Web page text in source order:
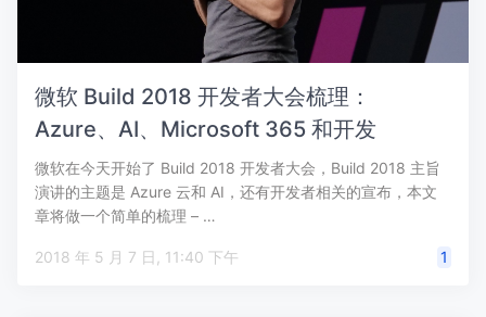
微软 Build 2018 开发者大会梳理：
Azure、AI、Microsoft 365 和开发
微软在今天开始了 Build 2018 开发者大会，Build 2018 主旨
演讲的主题是 Azure 云和 AI，还有开发者相关的宣布，本文
章将做一个简单的梳理 – …
2018 年 5 月 7 日, 11:40 下午 1